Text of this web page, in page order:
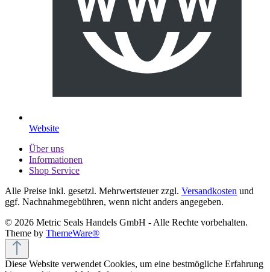
Website
Über uns
Informationen
Shop Service
Alle Preise inkl. gesetzl. Mehrwertsteuer zzgl. Versandkosten und
ggf. Nachnahmegebühren, wenn nicht anders angegeben.
© 2026 Metric Seals Handels GmbH - Alle Rechte vorbehalten.
Theme by ThemeWare®
Diese Website verwendet Cookies, um eine bestmögliche Erfahrung